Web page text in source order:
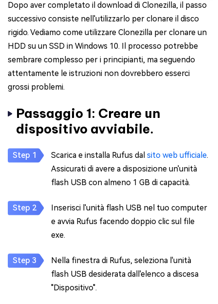
Dopo aver completato il download di Clonezilla, il passo
successivo consiste nell'utilizzarlo per clonare il disco
rigido. Vediamo come utilizzare Clonezilla per clonare un
HDD su un SSD in Windows 10. Il processo potrebbe
sembrare complesso per i principianti, ma seguendo
attentamente le istruzioni non dovrebbero esserci
grossi problemi.
Passaggio 1: Creare un
dispositivo avviabile.
Scarica e installa Rufus dal sito web ufficiale.
Assicurati di avere a disposizione un'unità
flash USB con almeno 1 GB di capacità.
Inserisci l'unità flash USB nel tuo computer
e avvia Rufus facendo doppio clic sul file
exe.
Nella finestra di Rufus, seleziona l'unità
flash USB desiderata dall'elenco a discesa
"Dispositivo".